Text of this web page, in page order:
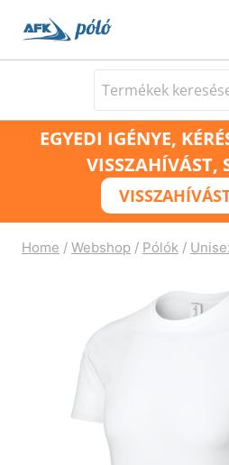
Keresés
a
következőre:
EGYEDI IGÉNYE,
VISSZAHÍVÁST,
Home / Webshop / Pólók /